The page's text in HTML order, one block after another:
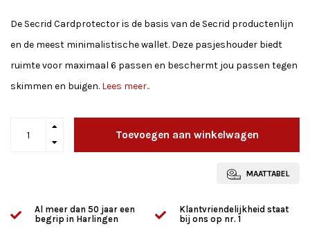
De Secrid Cardprotector is de basis van de Secrid productenlijn
en de meest minimalistische wallet. Deze pasjeshouder biedt
ruimte voor maximaal 6 passen en beschermt jou passen tegen
skimmen en buigen. Lees meer..
Toevoegen aan winkelwagen
MAATTABEL
Al meer dan 50 jaar een
begrip in Harlingen
Klantvriendelijkheid staat
bij ons op nr. 1